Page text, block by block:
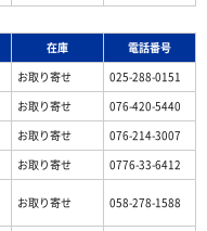
在庫
電話番号
お取り寄せ
025-288-0151
お取り寄せ
076-420-5440
お取り寄せ
076-214-3007
お取り寄せ 0776-33-6412
お取り寄せ 058-278-1588